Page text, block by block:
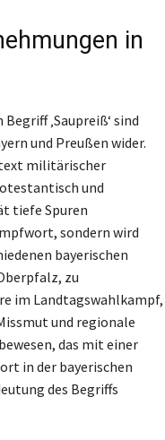
in
‚Saupreiß‘ sind
und Preußen wider.
militärischer
und
tiefe Spuren
sondern wird
bayerischen
zu
im Landtagswahlkampf,
und regionale
das mit einer
in der bayerischen
des Begriffs